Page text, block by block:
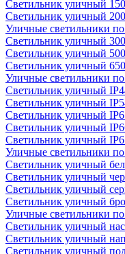
Светильник уличный
Светильник уличный
Уличные светильники
Cветильник уличный
Cветильник уличный
Cветильник уличный
Уличные светильники
Светильник уличный
Светильник уличный
Светильник уличный
Светильник уличный
Светильник уличный
Уличные светильники по
Светильник уличный
Светильник уличный
Светильник уличный
Светильник уличный
Уличные светильники
Светильник уличный
Светильник уличный
Светильник уличный